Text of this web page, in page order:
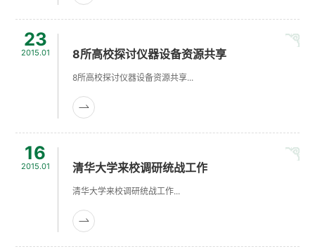
23
2015.01 8所高校探讨仪器设备资源共享
8所高校探讨仪器设备资源共享...
16
2015.01 清华大学来校调研统战工作
清华大学来校调研统战工作...